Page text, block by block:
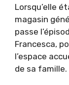
Lorsqu’elle
magasin
passe
Francesca,
l’espace
de sa famille.